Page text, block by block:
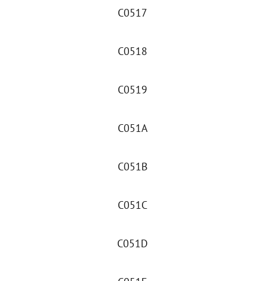
C0517
C0518
C0519
C051A
C051B
C051C
C051D